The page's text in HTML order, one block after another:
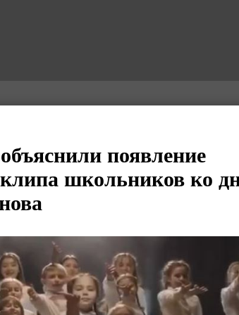
появление
школьников ко